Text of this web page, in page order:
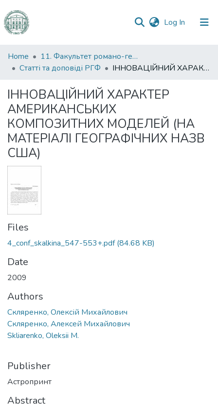
Log In (current)
Communities
&
All of DSpace
Statistics
Home
11. Факультет романо-германської філології
Статті та доповіді РГФ
ІННОВАЦІЙНИЙ ХАРАКТЕР АМЕРИКАНСЬКИХ КОМПОЗИТНИХ МОДЕЛЕЙ (НА МАТЕРІАЛІ ГЕОГРАФІЧНИХ НАЗВ США)
ІННОВАЦІЙНИЙ ХАРАКТЕР
АМЕРИКАНСЬКИХ
КОМПОЗИТНИХ МОДЕЛЕЙ (НА
МАТЕРІАЛІ ГЕОГРАФІЧНИХ НАЗВ
США)
Files
4_conf_skalkina_547-553+.pdf(84.68 KB)
Date
2009
Authors
Скляренко, Олексій Михайлович
Скляренко, Алексей Михайлович
Skliarenko, Oleksii M.
Publisher
Астропринт
Abstract